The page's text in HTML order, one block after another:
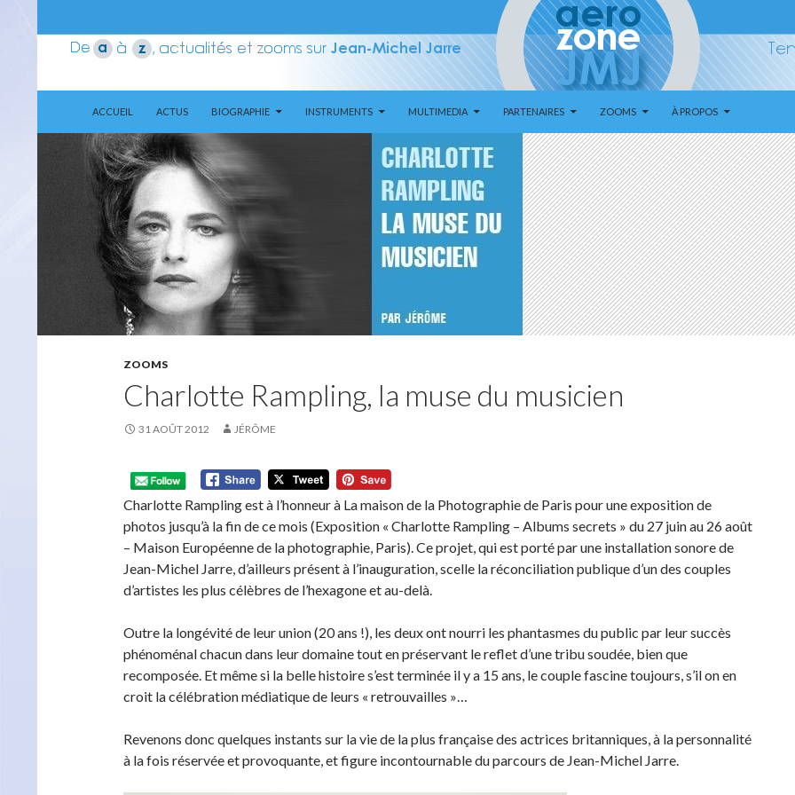
Aerozone JMJ
ACCUEIL
ACTUS BIOGRAPHIE INSTRUMENTS MULTIMEDIA PARTENAIRES ZOOMS À PROPOS
ZOOMS
Charlotte Rampling, la muse du musicien
31 AOÛT 2012 JÉRÔME
Charlotte Rampling est à l’honneur à La maison de la Photographie de Paris pour une exposition de
photos jusqu’à la fin de ce mois (Exposition « Charlotte Rampling – Albums secrets » du 27 juin au 26 août
– Maison Européenne de la photographie, Paris). Ce projet, qui est porté par une installation sonore de
Jean-Michel Jarre, d’ailleurs présent à l’inauguration, scelle la réconciliation publique d’un des couples
d’artistes les plus célèbres de l’hexagone et au-delà.
Outre la longévité de leur union (20 ans !), les deux ont nourri les phantasmes du public par leur succès
phénoménal chacun dans leur domaine tout en préservant le reflet d’une tribu soudée, bien que
recomposée. Et même si la belle histoire s’est terminée il y a 15 ans, le couple fascine toujours, s’il on en
croit la célébration médiatique de leurs « retrouvailles »…
Revenons donc quelques instants sur la vie de la plus française des actrices britanniques, à la personnalité
à la fois réservée et provoquante, et figure incontournable du parcours de Jean-Michel Jarre.